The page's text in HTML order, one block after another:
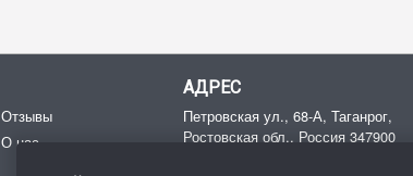
Отзывы
О нас
АДРЕС
Петровская ул., 68-А, Таганрог,
Ростовская обл., Россия 347900